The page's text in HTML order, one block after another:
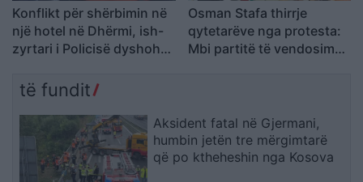
Konflikt për shërbimin në
një hotel në Dhërmi, ish-
zyrtari i Policisë dyshohet
dhe administratorin
Osman Stafa thirrje
qytetarëve nga protesta:
Mbi partitë të vendosim
të fundit
Aksident fatal në Gjermani,
humbin jetën tre mërgimtarë
që po ktheheshin nga Kosova